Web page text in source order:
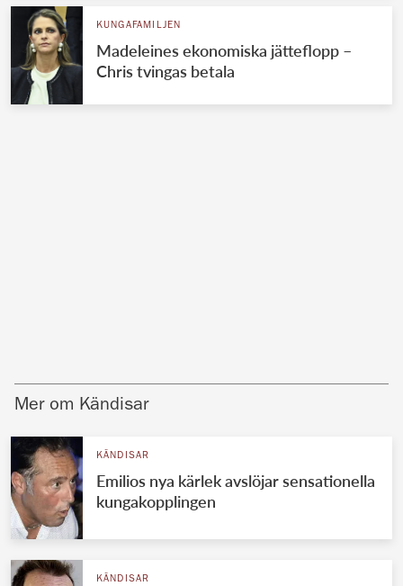
KUNGAFAMILJEN
Madeleines ekonomiska jätteflopp –
Chris tvingas betala
Mer om Kändisar
KÄNDISAR
Emilios nya kärlek avslöjar sensationella
kungakopplingen
KÄNDISAR